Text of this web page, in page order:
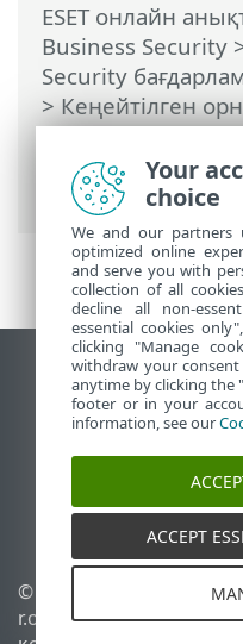
ESET онлайн
Business Security
Security
> Кеңейтілген
> Зиянкес
қорғайтын
(AMSI)
Жұмыс
End of Life
ESET білім қоры
ESET форумы
ESET Status Portal
Аймақтық қолдау
© 1992 - 2026 ESET, spol.
r.o. - Барлық құқықтары
Your
choice
We and our
optimized online
and serve you with
collection of all
decline all non-
essential cookies
clicking "Manage
withdraw your
anytime by clicking the
footer or in your
information, see our
ACCEPT